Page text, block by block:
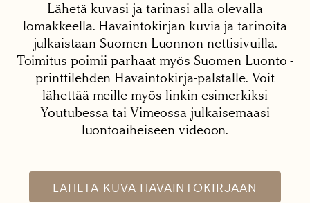
Lähetä kuvasi ja tarinasi alla olevalla
lomakkeella. Havaintokirjan kuvia ja tarinoita
julkaistaan Suomen Luonnon nettisivuilla.
Toimitus poimii parhaat myös Suomen Luonto -
printtilehden Havaintokirja-palstalle. Voit
lähettää meille myös linkin esimerkiksi
Youtubessa tai Vimeossa julkaisemaasi
luontoaiheiseen videoon.
LÄHETÄ KUVA HAVAINTOKIRJAAN